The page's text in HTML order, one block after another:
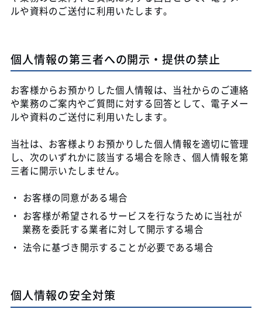
ルや資料のご送付に利用いたします。
個人情報の第三者への開示・提供の禁止
お客様からお預かりした個人情報は、当社からのご連絡
や業務のご案内やご質問に対する回答として、電子メー
ルや資料のご送付に利用いたします。
当社は、お客様よりお預かりした個人情報を適切に管理
し、次のいずれかに該当する場合を除き、個人情報を第
三者に開示いたしません。
お客様の同意がある場合
お客様が希望されるサービスを行なうために当社が
業務を委託する業者に対して開示する場合
法令に基づき開示することが必要である場合
個人情報の安全対策